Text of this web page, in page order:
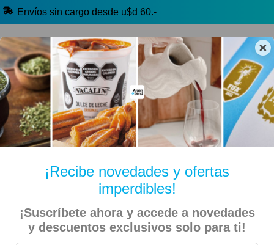
×
¡Recibe novedades y ofertas
imperdibles!
¡Suscríbete ahora y accede a novedades
y descuentos exclusivos solo para ti!
Envíos sin cargo desde u$d 60.-
🔥 Alfajores y Golosinas
🧉 Clásicos argentinos 🏷️ Todas las categorías
Inicio Belleza y Salud
Preservativos condon Playboy Mixtos 36 Unidades (12- 3)